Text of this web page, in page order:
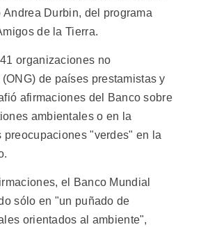
Durbin, del programa
de la Tierra.
organizaciones no
de países prestamistas y
afirmaciones del Banco sobre
ambientales o en la
preocupaciones "verdes" en la
el Banco Mundial
sólo en "un puñado de
orientados al ambiente",